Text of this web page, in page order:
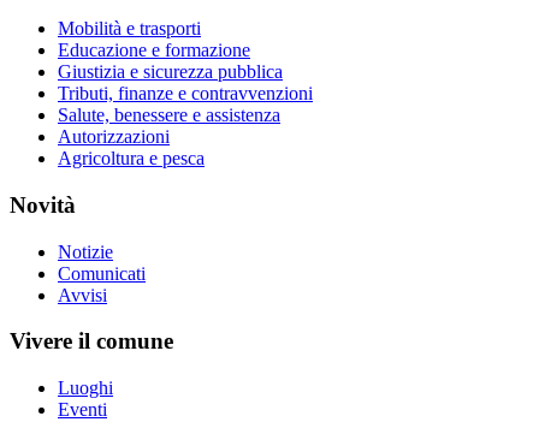
Mobilità e trasporti
Educazione e formazione
Giustizia e sicurezza pubblica
Tributi, finanze e contravvenzioni
Salute, benessere e assistenza
Autorizzazioni
Agricoltura e pesca
Novità
Notizie
Comunicati
Avvisi
Vivere il comune
Luoghi
Eventi